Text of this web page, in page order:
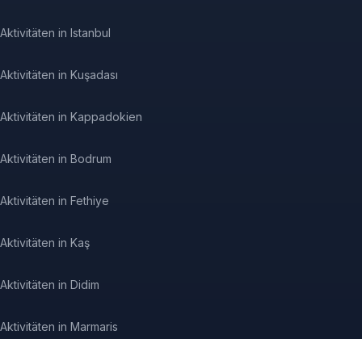
Aktivitäten in Istanbul
Aktivitäten in Kuşadası
Aktivitäten in Kappadokien
Aktivitäten in Bodrum
Aktivitäten in Fethiye
Aktivitäten in Kaş
Aktivitäten in Didim
Aktivitäten in Marmaris